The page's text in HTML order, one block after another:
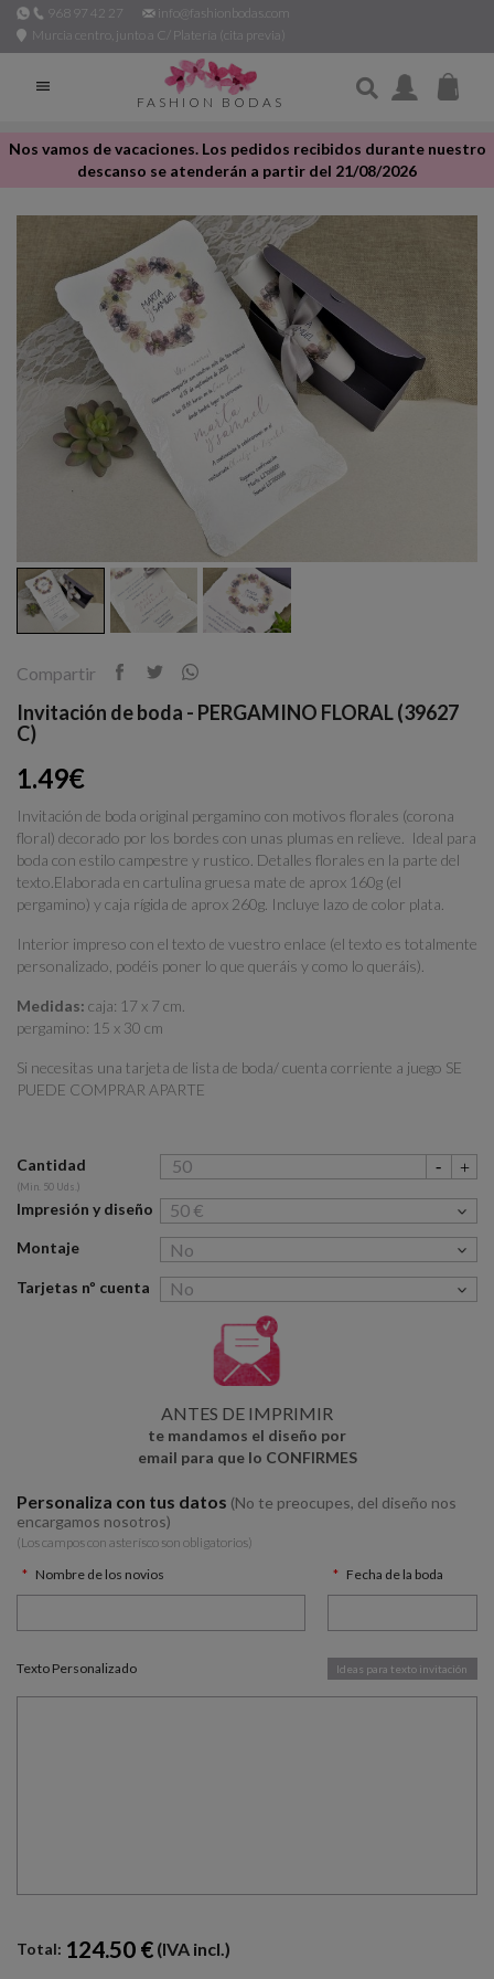
968 97 42 27
info@fashionbodas.com
Murcia centro, junto a C/ Platería (cita previa)

FASHION BODAS
Nos vamos de vacaciones. Los pedidos recibidos durante nuestro
descanso se atenderán a partir del 21/08/2026
Compartir
Invitación de boda - PERGAMINO FLORAL (39627
C)
1.49€
Invitación de boda original pergamino con motivos florales (corona
floral) decorado por los bordes con unas plumas en relieve. Ideal para
boda con estilo campestre y rustico. Detalles florales en la parte del
texto.Elaborada en cartulina gruesa mate de aprox 160g (el
pergamino) y caja rígida de aprox 260g. Incluye lazo de color plata.
Interior impreso con el texto de vuestro enlace (el texto es totalmente
personalizado, podéis poner lo que queráis y como lo queráis).
Medidas: caja: 17 x 7 cm.
pergamino: 15 x 30 cm
Si necesitas una tarjeta de lista de boda/ cuenta corriente a juego SE
PUEDE COMPRAR APARTE
Cantidad
(Min. 50 Uds.)
Impresión y diseño
Montaje
Tarjetas nº cuenta
ANTES DE IMPRIMIR
te mandamos el diseño por
email para que lo CONFIRMES
Personaliza con tus datos (No te preocupes, del diseño nos
encargamos nosotros)
(Los campos con asterísco son obligatorios)
Nombre de los novios
Fecha de la boda
Texto Personalizado Ideas para texto invitación
Total: 124.50 € (IVA incl.)